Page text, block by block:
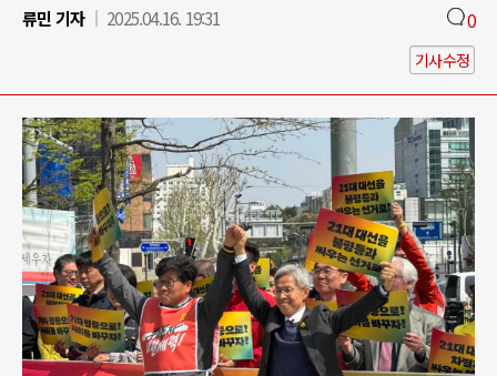
류민 기자
2025.04.16. 19:31 0
기사수정